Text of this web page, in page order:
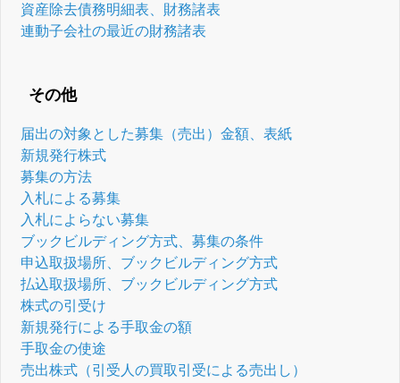
資産除去債務明細表、財務諸表
連動子会社の最近の財務諸表
その他
届出の対象とした募集（売出）金額、表紙
新規発行株式
募集の方法
入札による募集
入札によらない募集
ブックビルディング方式、募集の条件
申込取扱場所、ブックビルディング方式
払込取扱場所、ブックビルディング方式
株式の引受け
新規発行による手取金の額
手取金の使途
売出株式（引受人の買取引受による売出し）